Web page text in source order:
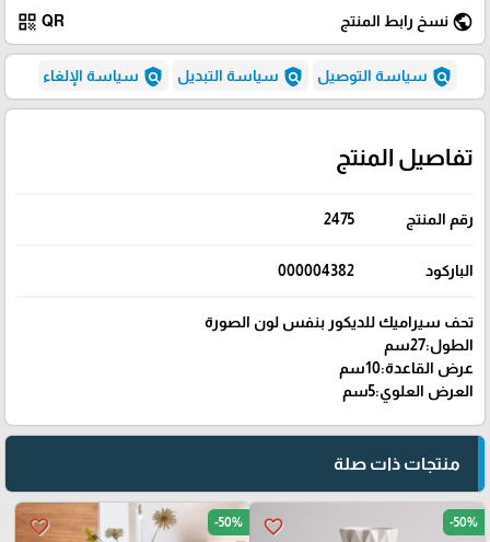
public نسخ رابط المنتج QR
qr_code
policy سياسة التوصيل policy سياسة التبديل policy سياسة الإلغاء
تفاصيل المنتج
رقم المنتج 2475
الباركود 000004382
تحف سيراميك للديكور بنفس لون الصورة
الطول:27سم
عرض القاعدة:10سم
العرض العلوي:5سم
منتجات ذات صلة
favorite_border -50%
favorite_border -50%